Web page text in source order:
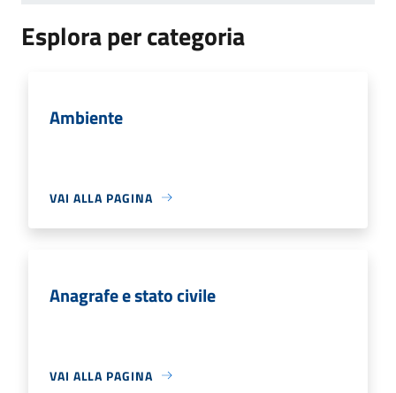
Esplora per categoria
Ambiente
VAI ALLA PAGINA
Anagrafe e stato civile
VAI ALLA PAGINA